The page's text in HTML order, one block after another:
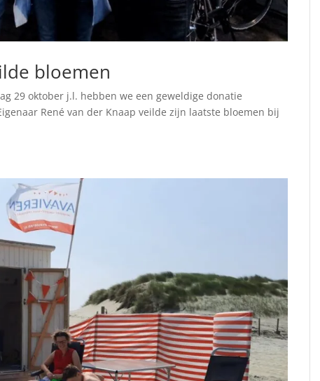
bloemen
29 oktober j.l. hebben we een geweldige donatie
René van der Knaap veilde zijn laatste bloemen bij